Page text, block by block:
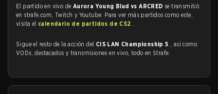
El partido en vivo de Aurora Young Blud vs ARCRED se transmitió
en strafe.com, Twitch y Youtube. Para ver más partidos como este,
visita el calendario de partidos de CS2 .
Sigue el resto de la acción del CIS LAN Championship 5 , así como
VODs, destacados y transmisiones en vivo, todo en Strafe.